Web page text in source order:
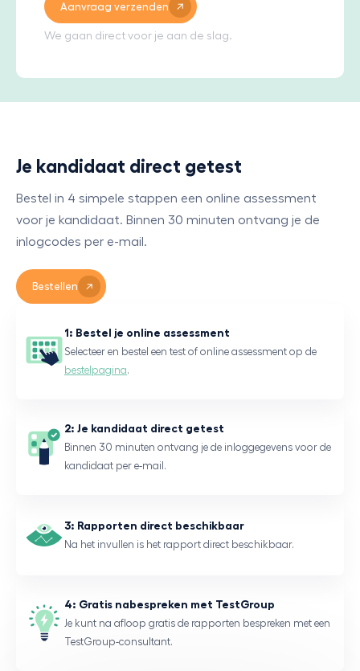
Aanvraag verzenden
We gaan direct voor je aan de slag.
Je kandidaat direct getest
Bestel in 4 simpele stappen een online assessment
voor je kandidaat. Binnen 30 minuten ontvang je de
inlogcodes per e-mail.
Bestellen
1: Bestel je online assessment
Selecteer en bestel een test of online assessment op de
bestelpagina.
2: Je kandidaat direct getest
Binnen 30 minuten ontvang je de inloggegevens voor de
kandidaat per e-mail.
3: Rapporten direct beschikbaar
Na het invullen is het rapport direct beschikbaar.
4: Gratis nabespreken met TestGroup
Je kunt na afloop gratis de rapporten bespreken met een
TestGroup-consultant.